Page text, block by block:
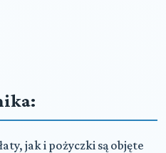
jak i pożyczki są objęte